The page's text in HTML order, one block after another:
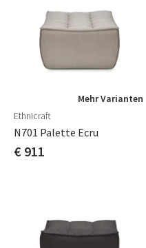
Mehr Varianten
Ethnicraft
N701 Palette Ecru
€ 911